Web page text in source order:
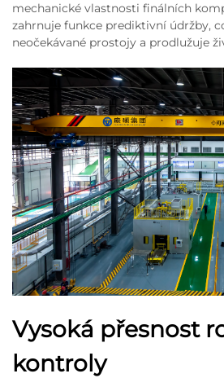
mechanické vlastnosti finálních
zahrnuje funkce prediktivní údržby,
neočekávané prostojy a prodlužuje
Vysoká přesnost
kontroly